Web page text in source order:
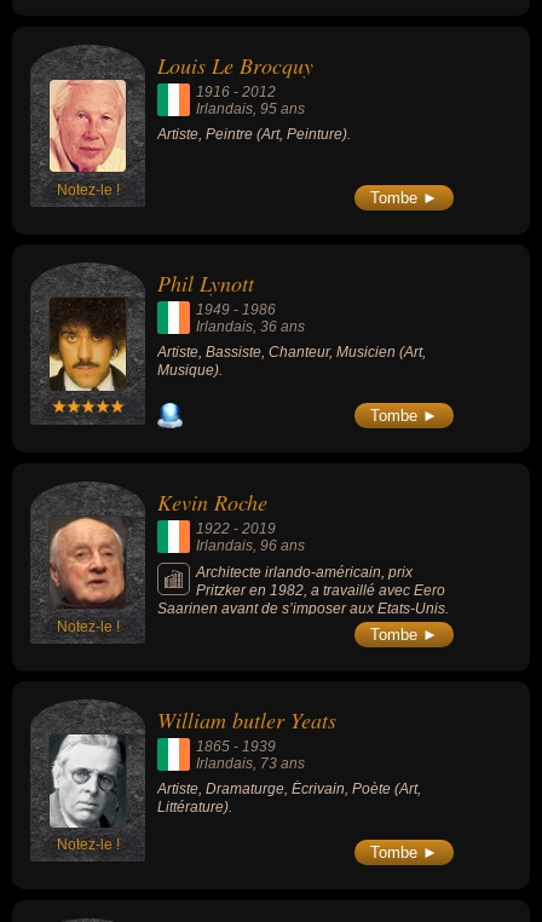
Notez-le !
Louis Le Brocquy
1916 - 2012
Irlandais , 95 ans
Artiste, Peintre (Art, Peinture).
Tombe ►
Phil Lynott
1949 - 1986
Irlandais, 36 ans
Artiste, Bassiste, Chanteur, Musicien (Art,
Musique).
Tombe ►
Notez-le !
Kevin Roche
1922 - 2019
Irlandais, 96 ans
Architecte irlando-américain, prix
Pritzker en 1982, a travaillé avec Eero
Saarinen avant de s’imposer aux Etats-Unis.
Tombe ►
Notez-le !
William butler Yeats
1865 - 1939
Irlandais, 73 ans
Artiste, Dramaturge, Écrivain, Poète (Art,
Littérature).
Tombe ►